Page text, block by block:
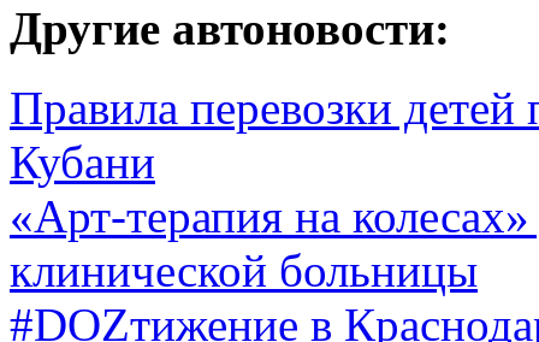
Другие автоновости:
Правила перевозки
Кубани
«Арт-терапия на
клинической больницы
#DOZтижение в